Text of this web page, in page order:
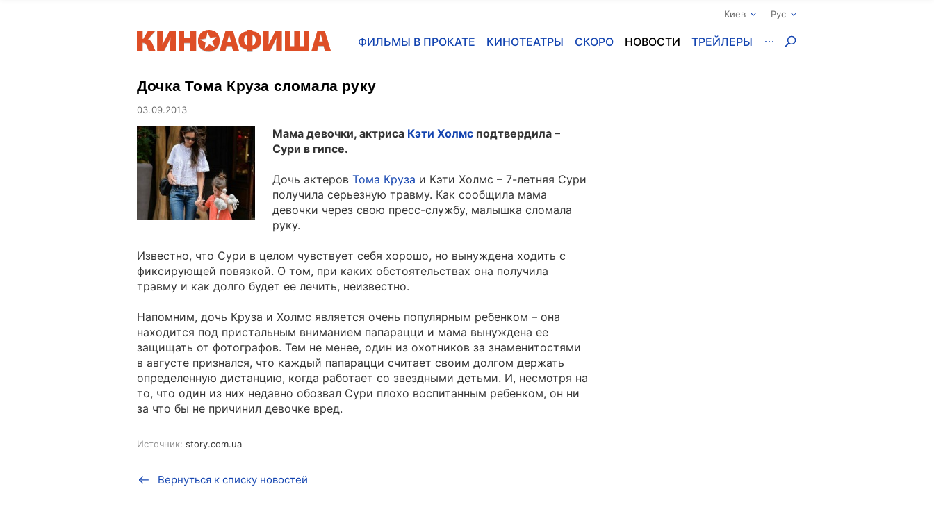
Киев Рус
ФИЛЬМЫ В ПРОКАТЕ КИНОТЕАТРЫ СКОРО НОВОСТИ ТРЕЙЛЕРЫ
Дочка Тома Круза сломала руку
03.09.2013
Мама девочки, актриса Кэти Холмс подтвердила –
Сури в гипсе.
Дочь актеров Тома Круза и Кэти Холмс – 7-летняя Сури
получила серьезную травму. Как сообщила мама
девочки через свою пресс-службу, малышка сломала
руку.
Известно, что Сури в целом чувствует себя хорошо, но вынуждена ходить с
фиксирующей повязкой. О том, при каких обстоятельствах она получила
травму и как долго будет ее лечить, неизвестно.
Напомним, дочь Круза и Холмс является очень популярным ребенком – она
находится под пристальным вниманием папарацци и мама вынуждена ее
защищать от фотографов. Тем не менее, один из охотников за знаменитостями
в августе признался, что каждый папарацци считает своим долгом держать
определенную дистанцию, когда работает со звездными детьми. И, несмотря на
то, что один из них недавно обозвал Сури плохо воспитанным ребенком, он ни
за что бы не причинил девочке вред.
Источник: story.com.ua
Вернуться к списку новостей